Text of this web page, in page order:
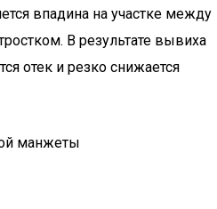
впадина на участке между
В результате вывиха
отек и резко снижается
манжеты